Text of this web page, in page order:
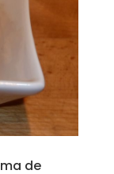
de